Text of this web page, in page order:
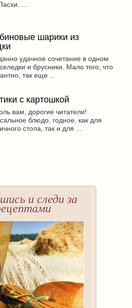
...
шарики из
удачное сочетание в одном
и брусники. Мало того, что
так еще ...
с картошкой
вам, дорогие читатели!
блюдо, годное, как для
стола, так и для ...
и следи за